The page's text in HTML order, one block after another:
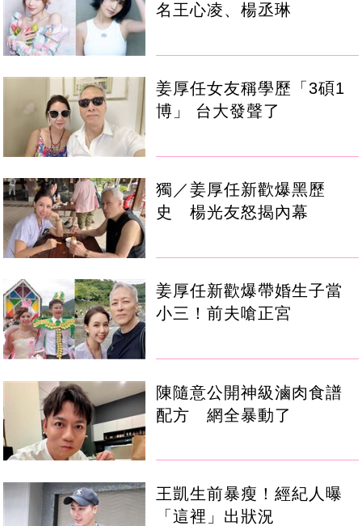
名王心凌、楊丞琳
姜厚任女友稱學歷「3碩1
博」 台大發聲了
獨／姜厚任新歡爆黑歷
史 楊光友怒揭內幕
姜厚任新歡爆帶婚生子當
小三！前夫嗆正宮
陳隨意公開神級滷肉食譜
配方 網全暴動了
王凱生前暴瘦！經紀人曝
「這裡」出狀況